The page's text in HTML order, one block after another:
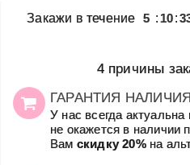
Закажи в течение 5 :10:
4 причины
ГАРАНТИЯ НАЛИЧИЯ
У нас всегда
не окажется в наличии
Вам скидку 20%на